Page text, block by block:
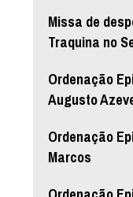
Missa de
Traquina no
Ordenação
Augusto
Ordenação
Marcos